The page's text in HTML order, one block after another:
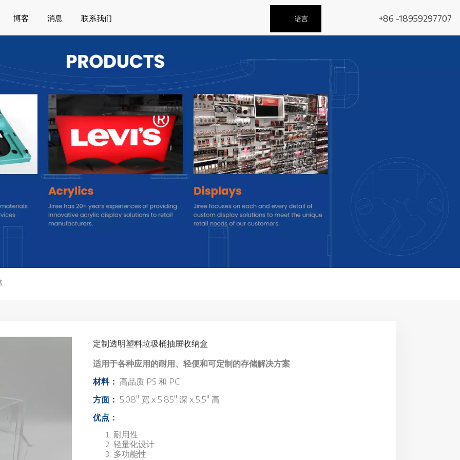
+86 -18959297707
语言
博客 消息 联系我们
定制透明塑料垃圾桶抽屉收纳盒
适用于各种应用的耐用、轻便和可定制的存储解决方案
材料： 高品质 PS 和 PC
方面： 5.08" 宽 x 5.85" 深 x 5.5" 高
优点：
耐用性
轻量化设计
多功能性